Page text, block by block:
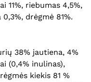
11%, riebumas 4,5%,
drėgmė 81%.
38% jautiena, 4%
(0,4% inulinas),
kiekis 81 %